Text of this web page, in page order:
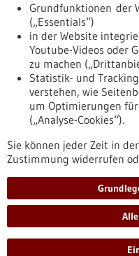
Nach oben
Informiert bleiben
Newsletter abonnieren
Grundfunktionen der
(„Essentials“)
in der Website
Youtube-Videos oder
zu machen
Statistik- und
verstehen, wie
um Optimierungen
(„Analyse-Cookies“).
Sie können jeder Zeit in der
Zustimmung widerrufen